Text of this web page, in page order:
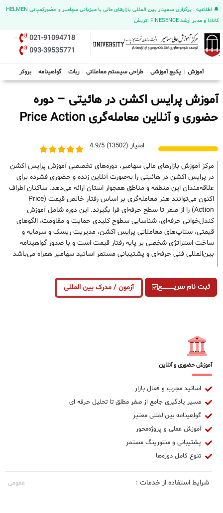
🔔 اطلاعیه : برگزاری سمینار بین المللی بازارهای مالی با میزبانی سهامیر و حضورکمپانی HELMEN
کانادا و مدیر ارشد FINESENCE اتریش
021-91094718
093-39535771
آموزش پکیج آموزشی طراحی سیستم معاملاتی ربات گواهینامه بروکر
آموزش پرایس اکشن در هائیتی – دوره
حضوری و آنلاین معامله‌گری Price Action
امتیاز (13502) 4.9/5
مرکز آموزش بازارهای مالی سهامیر، دوره‌های تخصصی آموزش پرایس اکشن
در پرایس اکشن در هائیتی را به‌صورت آنلاین زنده و حضوری فشرده برای
علاقه‌مندان این منطقه و مناطق همجوار استان ارائه می‌دهد. ساکنان اطراف
اکنون می‌توانند هنر معامله‌گری بر اساس رفتار خالص قیمت (Price
Action) را از صفر تا سطح حرفه‌ای فرا بگیرند. این دوره شامل آموزش
کندل‌خوانی حرفه‌ای، شناسایی سطوح کلیدی حمایت و مقاومت، الگوهای
قیمتی، ستاپ‌های معاملاتی پرایس اکشن، مدیریت ریسک و سرمایه و
ساخت استراتژی شخصی بر پایه رفتار قیمت است و با صدور گواهینامه
بین‌المللی فنی حرفه‌ای و پشتیبانی مستمر اساتید سهامیر همراه می‌باشد
ثبت نام سریــــــــــــع آزمون / مدرک بین المللی
آموزش حضوری و آنلاین
اساتید مجرب و فعال بازار
مسیر یادگیری جامع از صفر مطلق تا تحلیل حرفه ای
گواهینامه بین‌المللی معتبر
آموزش عملی و پروژه‌محور
پشتیبانی و منتورینگ مستمر
تنوع کامل دوره‌ها
شرایط استفاده از خدمات : عمومی